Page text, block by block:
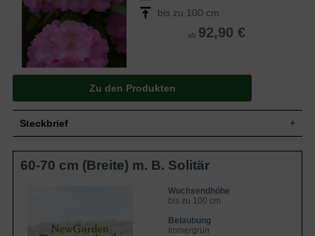
bis zu 100 cm
ab 92,90 €
Zu den Produkten
Steckbrief
Wuchshöhe bis zu 100 cm
Blüte
Hellrosa
Sonnig-halbschattig
60-70 cm (Breite) m. B. Solitär
Wuchsendhöhe
bis zu 100 cm
Belaubung
Immergrün